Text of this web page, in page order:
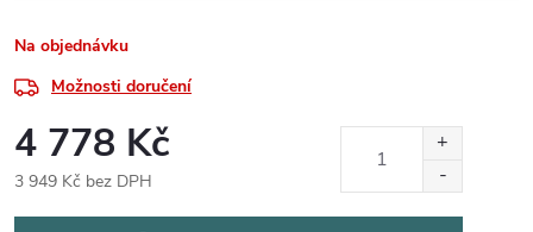
Na objednávku
Možnosti doručení
4 778 Kč
3 949 Kč bez DPH